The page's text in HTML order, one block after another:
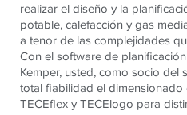
realizar el diseño y la
potable, calefacción y gas
a tenor de las complejidades
Con el software de
Kemper, usted, como socio del
total fiabilidad el
TECEflex y TECElogo para